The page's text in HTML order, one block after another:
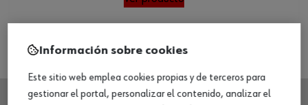
Información sobre cookies
Este sitio web emplea cookies propias y de terceros para
gestionar el portal, personalizar el contenido, analizar el